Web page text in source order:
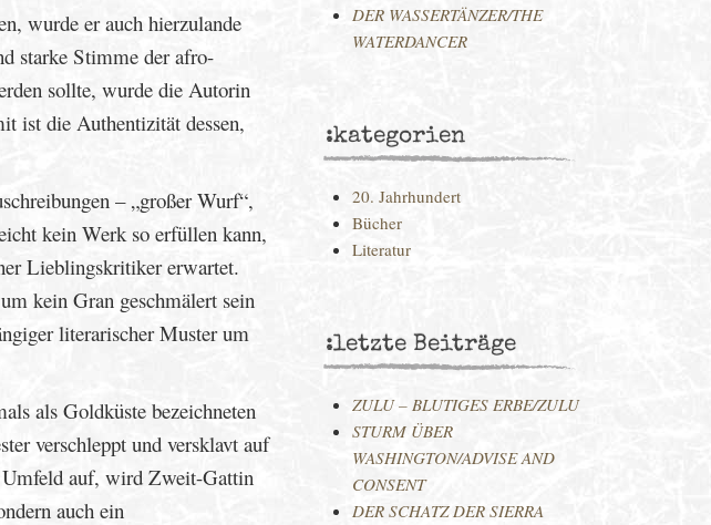
wurde er auch hierzulande
starke Stimme der afro-
sollte, wurde die Autorin
ist die Authentizität dessen,
– „großer Wurf“,
kein Werk so erfüllen kann,
Lieblingskritiker erwartet.
kein Gran geschmälert sein
literarischer Muster um
als Goldküste bezeichneten
verschleppt und versklavt auf
auf, wird Zweit-Gattin
auch ein
DER WASSERTÄNZER/THE
WATERDANCER
:kategorien
20. Jahrhundert
Bücher
Literatur
:letzte Beiträge
ZULU – BLUTIGES ERBE/ZULU
STURM ÜBER
WASHINGTON/ADVISE AND
CONSENT
DER SCHATZ DER SIERRA